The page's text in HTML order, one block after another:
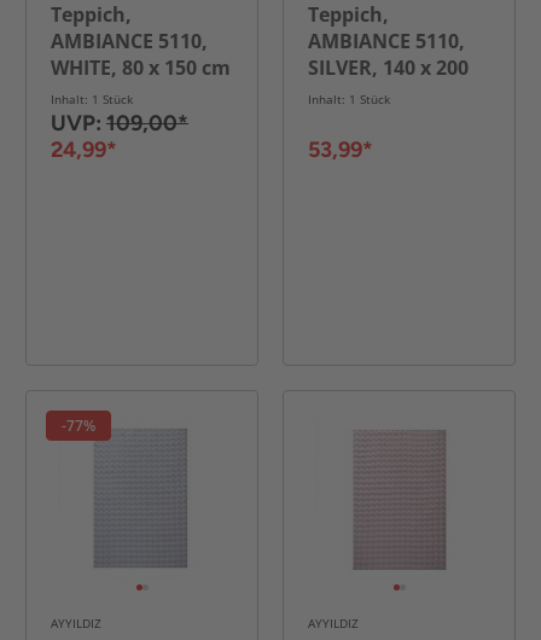
Teppich,
AMBIANCE 5110,
WHITE, 80 x 150 cm
Inhalt: 1 Stück
UVP: 109,00*
24,99*
Teppich,
AMBIANCE 5110,
SILVER, 140 x 200
cm
Inhalt: 1 Stück
53,99*
-77%
AYYILDIZ AYYILDIZ